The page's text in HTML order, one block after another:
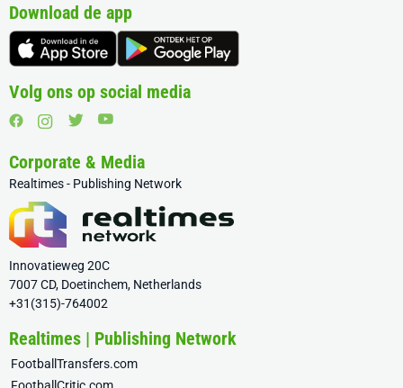
Download de app
Volg ons op social media
Corporate & Media
Realtimes - Publishing Network
Innovatieweg 20C
7007 CD, Doetinchem, Netherlands
+31(315)-764002
Realtimes | Publishing Network
FootballTransfers.com